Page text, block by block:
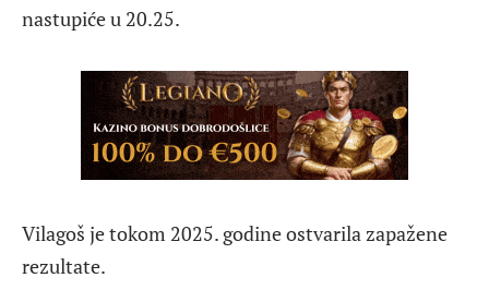
nastupiće u 20.25.
Vilagoš je tokom 2025. godine ostvarila zapažene
rezultate.